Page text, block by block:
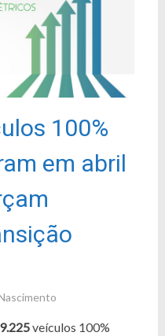
100%
em abril
9.225veículos 100%